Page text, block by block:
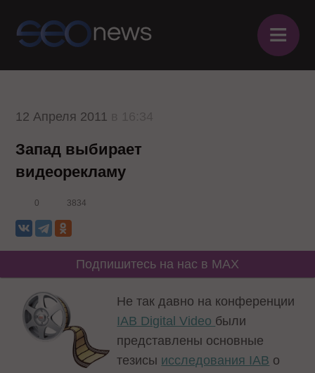
≡
12 Апреля 2011
Запад выбирает
видеорекламу
0 3834
Подпишитесь на нас в MAX
Не так давно на конференции
IAB Digital Video были
представлены основные
тезисы исследования IAB о